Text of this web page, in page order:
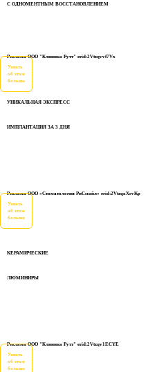
С ОДНОМЕНТНЫМ ВОССТАНОВЛЕНИЕМ
Реклама ООО "Клиника Рутт" erid:2Vtzqvvf7Vx
Узнать
об этом
больше
УНИКАЛЬНАЯ ЭКСПРЕСС
ИМПЛАНТАЦИЯ ЗА 3 ДНЯ
Реклама ООО «Стоматология РиСмайл» erid:2VtzqxXsvKp
Узнать
об этом
больше
КЕРАМИЧЕСКИЕ
ЛЮМИНИРЫ
Реклама ООО "Клиника Рутт" erid:2Vtzqv1ECYE
Узнать
об этом
больше